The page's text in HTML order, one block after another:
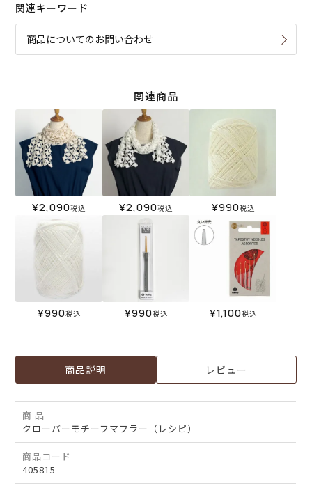
関連キーワード
商品についてのお問い合わせ
関連商品
¥2,090税込 ¥2,090税込 ¥990税込
¥990税込 ¥990税込 ¥1,100税込
商品説明 レビュー
商 品
クローバーモチーフマフラー（レシピ）
商品コード
405815